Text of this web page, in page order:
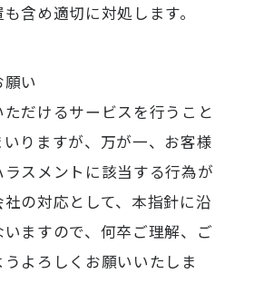
含め適切に対処します。
い
だけるサービスを行うこと
りますが、万が一、お客様
スメントに該当する行為が
の対応として、本指針に沿
ますので、何卒ご理解、ご
よろしくお願いいたしま